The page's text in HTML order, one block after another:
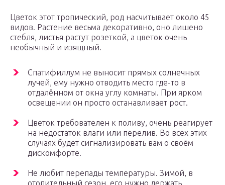
Цветок этот тропический, род насчитывает около 45
видов. Растение весьма декоративно, оно лишено
стебля, листья растут розеткой, а цветок очень
необычный и изящный.
Спатифиллум не выносит прямых солнечных
лучей, ему нужно отводить место где-то в
отдалённом от окна углу комнаты. При ярком
освещении он просто останавливает рост.
Цветок требователен к поливу, очень реагирует
на недостаток влаги или перелив. Во всех этих
случаях будет сигнализировать вам о своём
дискомфорте.
Не любит перепады температуры. Зимой, в
отопительный сезон, его нужно держать